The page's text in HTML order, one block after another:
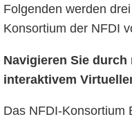
Folgenden werden
Konsortium der NFDI
Navigieren Sie
interaktivem
Das NFDI-Konsortium